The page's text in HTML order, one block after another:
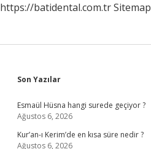
https://batidental.com.trSitemap
Sidebar
Son Yazılar
Esmaül Hüsna hangi surede geçiyor ?
Ağustos 6, 2026
Kur’an-ı Kerim’de en kısa süre nedir ?
Ağustos 6, 2026